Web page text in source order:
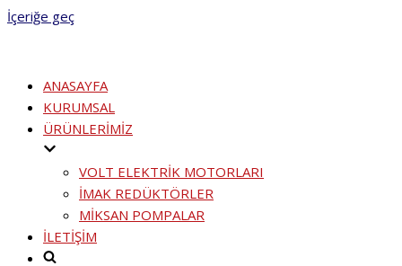
İçeriğe geç
ANASAYFA
KURUMSAL
ÜRÜNLERİMİZ
VOLT ELEKTRİK MOTORLARI
İMAK REDÜKTÖRLER
MİKSAN POMPALAR
İLETİŞİM